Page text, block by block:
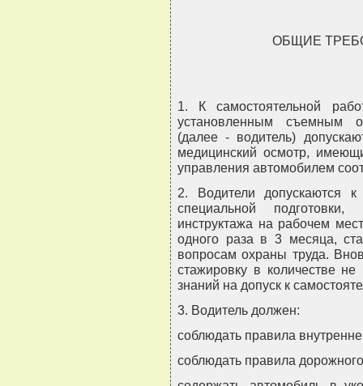
ОБЩИЕ
1. К самостоятельной
установленным съемным
(далее - водитель)
медицинский осмотр,
управления автомобилем
2. Водители допускаются
специальной
инструктажа на рабочем
одного раза в 3 месяца,
вопросам охраны труда.
стажировку в количестве
знаний на допуск к
3. Водитель должен:
соблюдать правила
соблюдать правила